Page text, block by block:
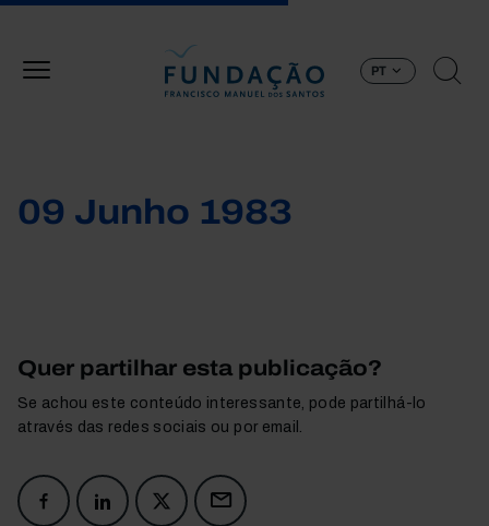
PT
09 Junho 1983
Quer partilhar esta publicação?
Se achou este conteúdo interessante, pode partilhá-lo
através das redes sociais ou por email.